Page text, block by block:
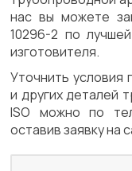
нас вы можете
10296-2 по
изготовителя.
Уточнить условия
и других деталей
ISO можно по
оставив заявку на